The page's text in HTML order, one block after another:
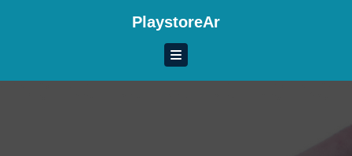
PlaystoreAr